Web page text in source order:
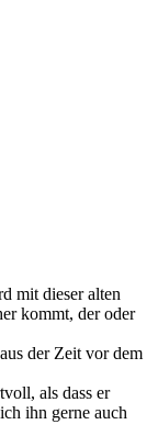
mit dieser alten
kommt, der oder
der Zeit vor dem
als dass er
ihn gerne auch